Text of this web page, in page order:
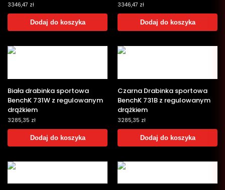
3346,47 zł
Dodaj do koszyka
3346,47 zł
Dodaj do koszyka
Biała drabinka sportowa
BenchK 731W z regulowanym
drążkiem
3285,35 zł
Dodaj do koszyka
Czarna Drabinka sportowa
BenchK 731B z regulowanym
drążkiem
3285,35 zł
Dodaj do koszyka